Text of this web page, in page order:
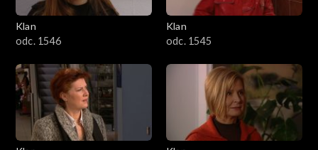
Klan
odc. 1546
Klan
odc. 1545